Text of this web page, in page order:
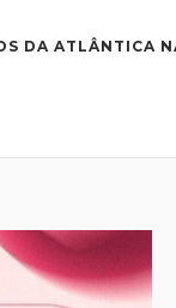
DA ATLÂNTICA